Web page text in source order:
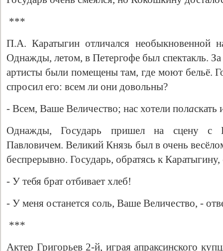
***
П.А. Каратыгин отличался необыкновенной
Однажды, летом, в Петергофе был спектакль.
артисты были помещены там, где моют бельё.
спросил его: всем ли они довольны?
- Всем, Ваше Величество; нас хотели поласкать
Однажды, Государь пришел на сцену с
Павловичем. Великий Князь был в очень
беспрерывно. Государь, обратясь к Каратыгину,
- У тебя брат отбивает хлеб!
- У меня останется соль, Ваше Величество, -
***
Актер Григорьев 2-й, играя апраксинского